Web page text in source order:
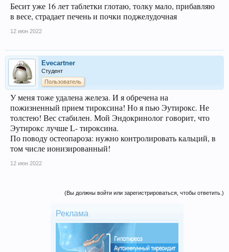
Бесит уже 16 лет таблетки глотаю, толку мало, прибавляю
в весе, страдает печень и почки поджелудочная
12 июн 2022
Evecartner
Студент
Пользователь
У меня тоже удалена железа. И я обречена на
пожизненный прием тироксина! Но я пью Эутирокс. Не
толстею! Вес стабилен. Мой Эндокринолог говорит, что
Эутирокс лучше L- тироксина.
По поводу остеопароза: нужно контролировать кальций, в
том числе ионизированный!
12 июн 2022
(Вы должны войти или зарегистрироваться, чтобы ответить.)
Реклама